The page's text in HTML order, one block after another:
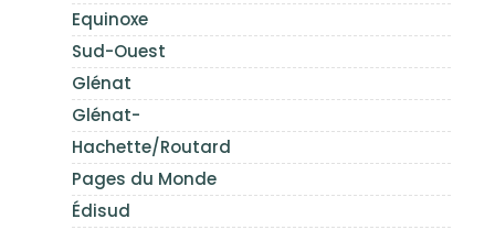
Equinoxe
Sud-Ouest
Glénat
Glénat-
Hachette/Routard
Pages du Monde
Édisud